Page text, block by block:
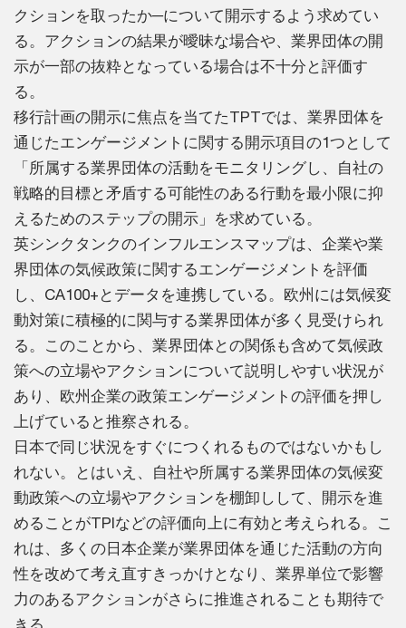
クションを取ったか─について開示するよう求めてい
る。アクションの結果が曖昧な場合や、業界団体の開
示が一部の抜粋となっている場合は不十分と評価す
る。
移行計画の開示に焦点を当てたTPTでは、業界団体を
通じたエンゲージメントに関する開示項目の1つとして
「所属する業界団体の活動をモニタリングし、自社の
戦略的目標と矛盾する可能性のある行動を最小限に抑
えるためのステップの開示」を求めている。
英シンクタンクのインフルエンスマップは、企業や業
界団体の気候政策に関するエンゲージメントを評価
し、CA100+とデータを連携している。欧州には気候変
動対策に積極的に関与する業界団体が多く見受けられ
る。このことから、業界団体との関係も含めて気候政
策への立場やアクションについて説明しやすい状況が
あり、欧州企業の政策エンゲージメントの評価を押し
上げていると推察される。
日本で同じ状況をすぐにつくれるものではないかもし
れない。とはいえ、自社や所属する業界団体の気候変
動政策への立場やアクションを棚卸しして、開示を進
めることがTPIなどの評価向上に有効と考えられる。こ
れは、多くの日本企業が業界団体を通じた活動の方向
性を改めて考え直すきっかけとなり、業界単位で影響
力のあるアクションがさらに推進されることも期待で
きる。